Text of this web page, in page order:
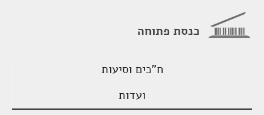
כנסת פתוחה
ח"כים וסיעות
ועדות